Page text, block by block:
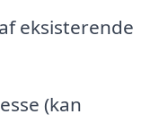
eksisterende
(kan